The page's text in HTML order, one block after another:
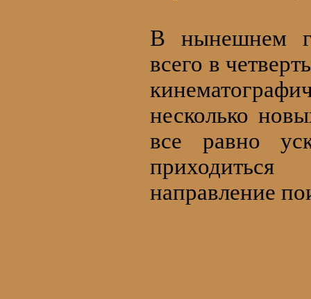
В нынешнем
всего в
несколько
все равно
направление